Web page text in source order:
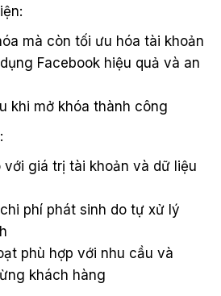
mà còn tối ưu hóa tài khoản
Facebook hiệu quả và an
khi mở khóa thành công
với giá trị tài khoản và dữ liệu
phí phát sinh do tự xử lý
phù hợp với nhu cầu và
khách hàng